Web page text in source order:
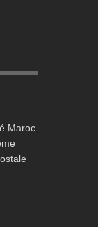
Maroc